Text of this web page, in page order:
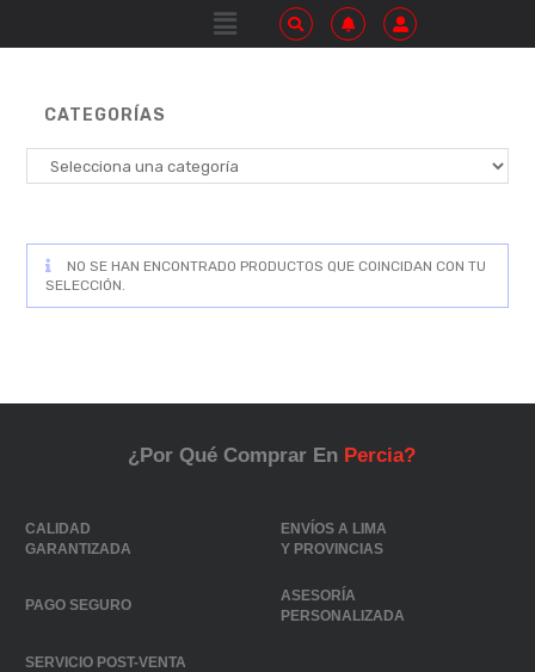
CATEGORÍAS
NO SE HAN ENCONTRADO PRODUCTOS QUE COINCIDAN CON TU
SELECCIÓN.
¿Por Qué Comprar En Percia?
CALIDAD
GARANTIZADA
ENVÍOS A LIMA
Y PROVINCIAS
PAGO SEGURO
ASESORÍA
PERSONALIZADA
SERVICIO POST-VENTA